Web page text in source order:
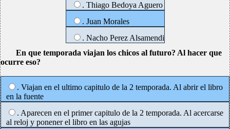
. Thiago Bedoya Aguero
. Juan Morales
. Nacho Perez Alsamendi
En que temporada viajan los chicos al futuro? Al hacer que
ocurre eso?
. Viajan en el ultimo capitulo de la 2 temporada. Al abrir el libro
en la fuente
. Aparecen en el primer capitulo de la 2 temporada. Al acercarse
al reloj y ponener el libro en las agujas